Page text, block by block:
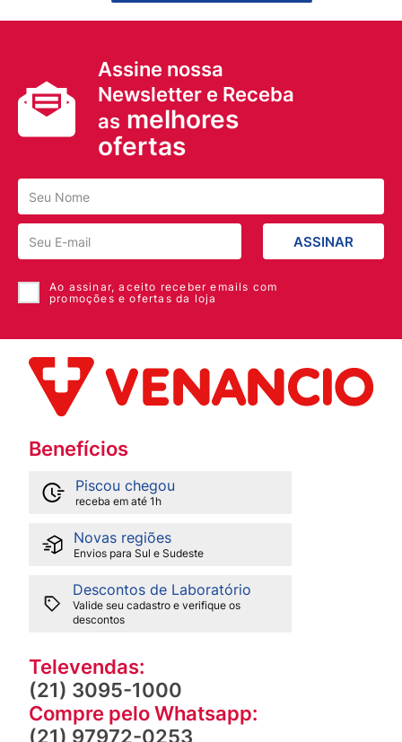
Assine nossa
Newsletter e Receba
as melhores
ofertas
ASSINAR
Ao assinar, aceito receber emails com
promoções e ofertas da loja
Benefícios
Piscou chegou
receba em até 1h
Novas regiões
Envios para Sul e Sudeste
Descontos de Laboratório
Valide seu cadastro e verifique os
descontos
Televendas:
(21) 3095-1000
Compre pelo Whatsapp:
(21) 97972-0253